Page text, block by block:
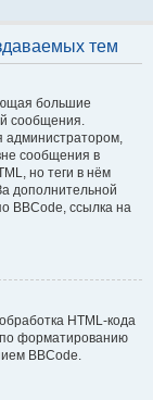
тем
большие
сообщения.
администратором,
сообщения в
но теги в нём
дополнительной
BBCode, ссылка на
HTML-кода
форматированию
BBCode.